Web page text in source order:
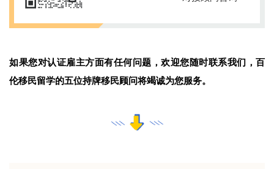
如果您对认证雇主方面有任何问题，欢迎您随时联系我们，百
伦移民留学的五位持牌移民顾问将竭诚为您服务。